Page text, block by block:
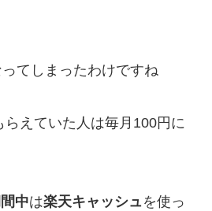
てしまったわけですね
えていた人は毎月100円に
中は楽天キャッシュを使っ